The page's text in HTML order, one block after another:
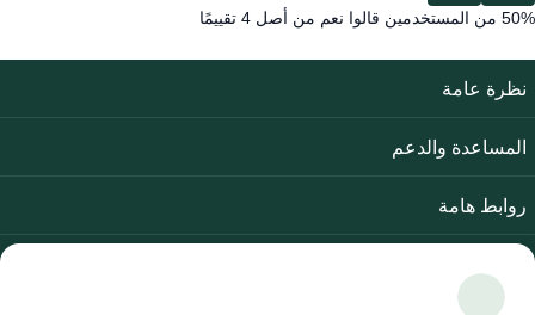
50% من المستخدمين قالوا نعم من أصل 4 تقييمًا
نظرة عامة
المساعدة والدعم
روابط هامة